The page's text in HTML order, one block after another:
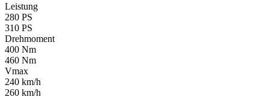
Leistung
280 PS
310 PS
Drehmoment
400 Nm
460 Nm
Vmax
240 km/h
260 km/h